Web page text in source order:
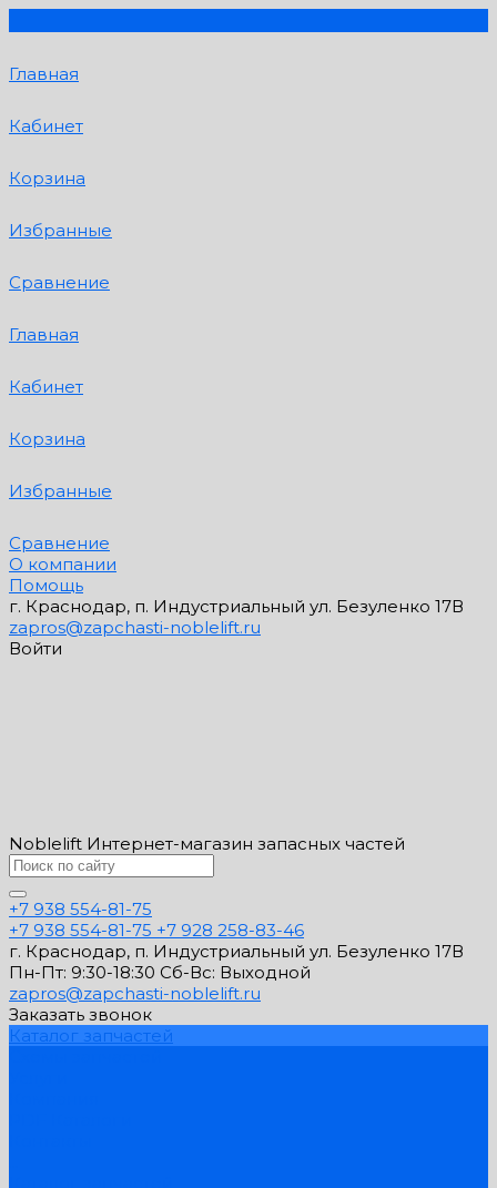
Главная
Кабинет
Корзина
Избранные
Сравнение
Главная
Кабинет
Корзина
Избранные
Сравнение
О компании
Помощь
г. Краснодар, п. Индустриальный ул. Безуленко 17В
zapros@zapchasti-noblelift.ru
Войти
Noblelift Интернет-магазин запасных частей
+7 938 554-81-75
+7 938 554-81-75 +7 928 258-83-46
г. Краснодар, п. Индустриальный ул. Безуленко 17В
Пн-Пт: 9:30-18:30 Cб-Вс: Выходной
zapros@zapchasti-noblelift.ru
Заказать звонок
Каталог запчастей